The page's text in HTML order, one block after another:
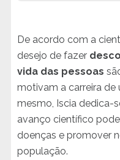
De acordo com a
desejo de fazer
vida das pessoas
motivam a carreira de
mesmo, Iscia dedica-
avanço científico
doenças e promover
população.